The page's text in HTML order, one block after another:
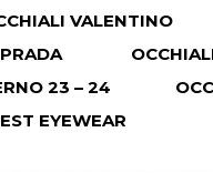
VALENTINO
23 – 24
EYEWEAR